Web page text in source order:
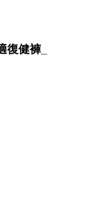
復健褲_